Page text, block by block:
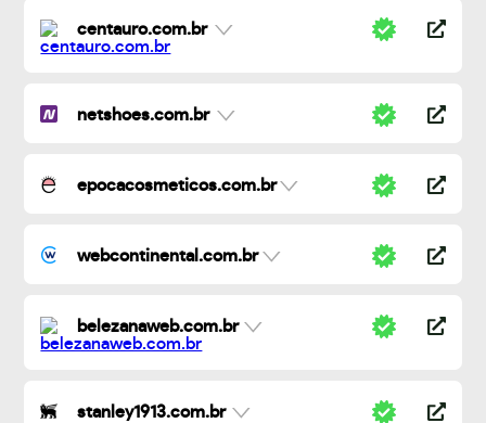
centauro.com.br
netshoes.com.br
epocacosmeticos.com.br
webcontinental.com.br
belezanaweb.com.br
stanley1913.com.br